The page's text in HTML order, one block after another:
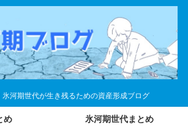
河期世代が生き残るための資産形成ブログ
め 氷河期世代まとめ